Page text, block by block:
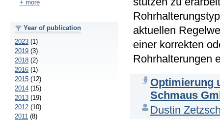
+ more
Year of publication
2023 (1)
2019 (3)
2018 (2)
2016 (1)
2015 (12)
2014 (15)
2013 (19)
2012 (10)
2011 (8)
aktuellen
einer korrekten
Rohrhalterungen
Optimierung
Schmaus
Dustin